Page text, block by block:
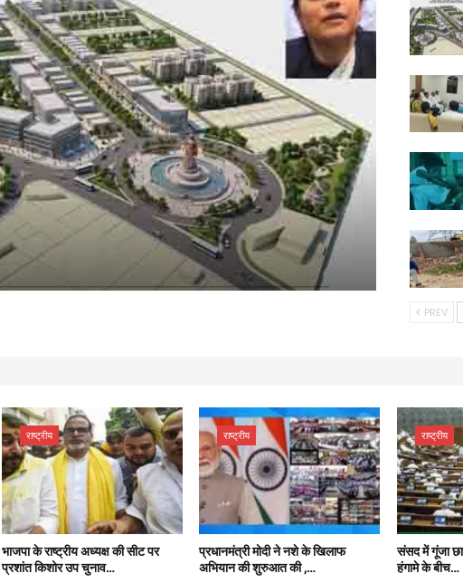
PREV
राष्ट्रीय
भाजपा के राष्ट्रीय अध्यक्ष की सीट पर
प्रशांत किशोर उप चुनाव…
राष्ट्रीय
प्रधानमंत्री मोदी ने नशे के खिलाफ
अभियान की शुरुआत की ,…
राष्ट्रीय
संसद में गूंजा
हंगामे के बीच…